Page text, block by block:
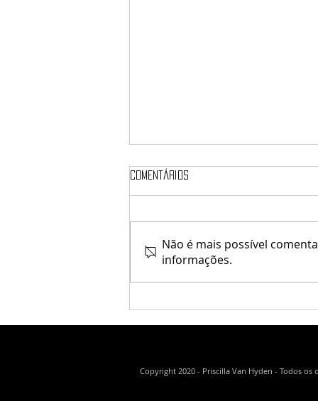
Kaithleen's / Krescendo
Comentários
Não é mais possível
informações.
Copyright 2020 - Priscilla Van Hyden - Todos os